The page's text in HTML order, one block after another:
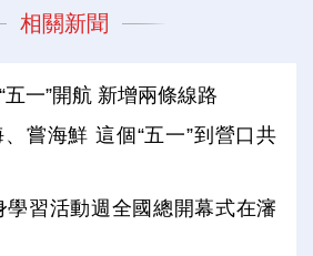
相關新聞
一”開航 新增兩條線路
嘗海鮮 這個“五一”到營口共
學習活動週全國總開幕式在瀋